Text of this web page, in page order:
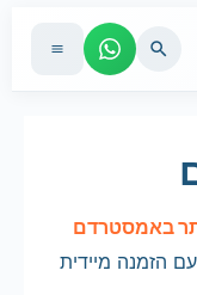
באמסטרדם
הזמנה מיידית